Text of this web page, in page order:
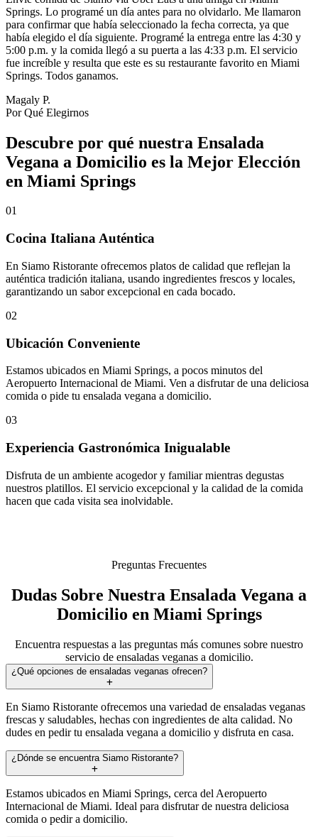
Springs. Lo programé un día antes para no olvidarlo. Me llamaron
para confirmar que había seleccionado la fecha correcta, ya que
había elegido el día siguiente. Programé la entrega entre las 4:30 y
5:00 p.m. y la comida llegó a su puerta a las 4:33 p.m. El servicio
fue increíble y resulta que este es su restaurante favorito en Miami
Springs. Todos ganamos.
Magaly P.
Por Qué Elegirnos
Descubre por qué nuestra Ensalada
Vegana a Domicilio es la Mejor Elección
en Miami Springs
01
Cocina Italiana Auténtica
En Siamo Ristorante ofrecemos platos de calidad que reflejan la
auténtica tradición italiana, usando ingredientes frescos y locales,
garantizando un sabor excepcional en cada bocado.
02
Ubicación Conveniente
Estamos ubicados en Miami Springs, a pocos minutos del
Aeropuerto Internacional de Miami. Ven a disfrutar de una deliciosa
comida o pide tu ensalada vegana a domicilio.
03
Experiencia Gastronómica Inigualable
Disfruta de un ambiente acogedor y familiar mientras degustas
nuestros platillos. El servicio excepcional y la calidad de la comida
hacen que cada visita sea inolvidable.
Preguntas Frecuentes
Dudas Sobre Nuestra Ensalada Vegana a
Domicilio en Miami Springs
Encuentra respuestas a las preguntas más comunes sobre nuestro
servicio de ensaladas veganas a domicilio.
¿Qué opciones de ensaladas veganas ofrecen?
En Siamo Ristorante ofrecemos una variedad de ensaladas veganas
frescas y saludables, hechas con ingredientes de alta calidad. No
dudes en pedir tu ensalada vegana a domicilio y disfruta en casa.
¿Dónde se encuentra Siamo Ristorante?
Estamos ubicados en Miami Springs, cerca del Aeropuerto
Internacional de Miami. Ideal para disfrutar de nuestra deliciosa
comida o pedir a domicilio.